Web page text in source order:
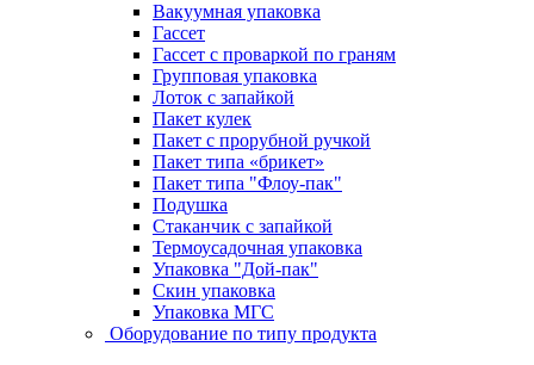
Вакуумная упаковка
Гассет
Гассет с проваркой по граням
Групповая упаковка
Лоток с запайкой
Пакет кулек
Пакет с прорубной ручкой
Пакет типа «брикет»
Пакет типа "Флоу-пак"
Подушка
Стаканчик с запайкой
Термоусадочная упаковка
Упаковка "Дой-пак"
Скин упаковка
Упаковка МГС
Оборудование по типу продукта